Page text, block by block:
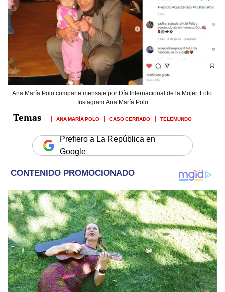
Ana María Polo comparte mensaje por Día Internacional de la Mujer. Foto:
Instagram Ana María Polo
ANA MARÍA POLO CASO CERRADO TELEMUNDO
Prefiero a La República en
Google